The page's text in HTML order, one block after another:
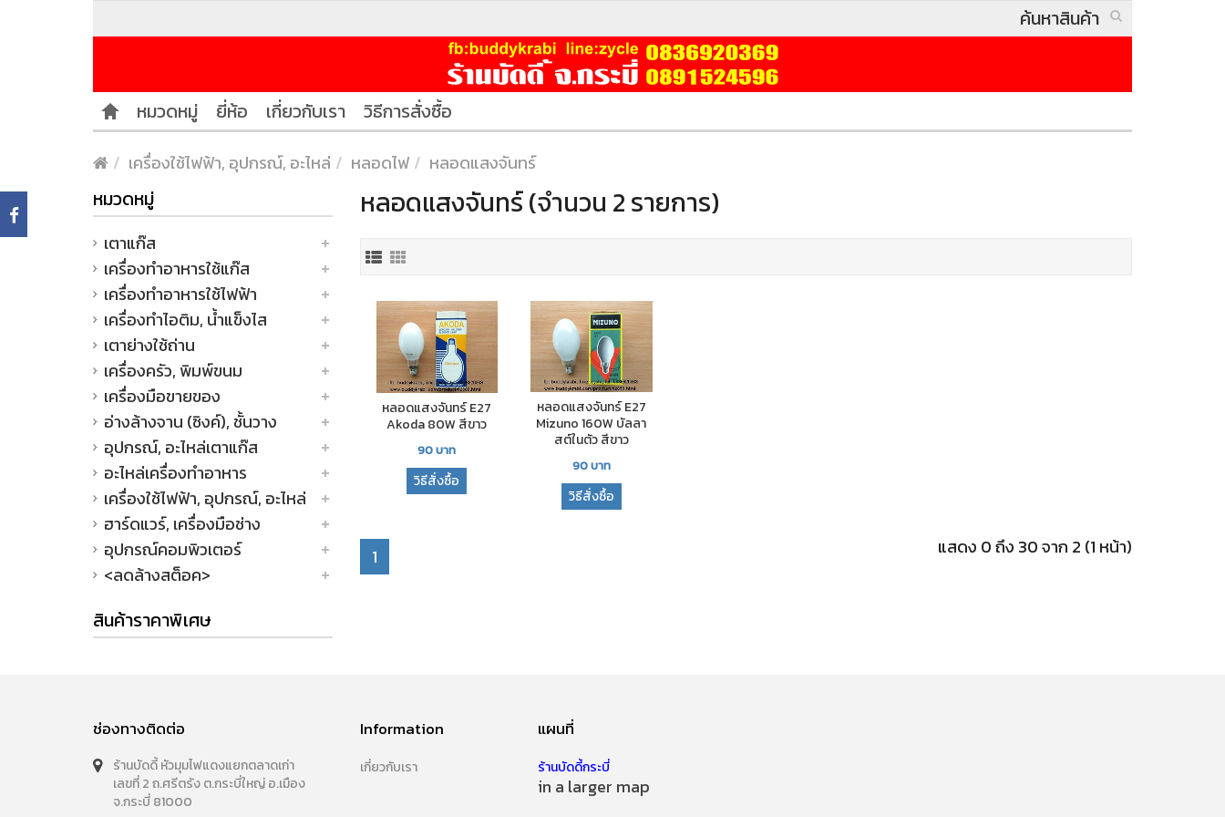
หมวดหมู่ ยี่ห้อ เกี่ยวกับเรา วิธีการสั่งซื้อ
เครื่องใช้ไฟฟ้า, อุปกรณ์, อะไหล่ หลอดไฟ หลอดแสงจันทร์
หมวดหมู่
เตาแก๊ส
เครื่องทำอาหารใช้แก๊ส
เครื่องทำอาหารใช้ไฟฟ้า
เครื่องทำไอติม, น้ำแข็งไส
เตาย่างใช้ถ่าน
เครื่องครัว, พิมพ์ขนม
เครื่องมือขายของ
อ่างล้างจาน (ซิงค์), ชั้นวาง
อุปกรณ์, อะไหล่เตาแก๊ส
อะไหล่เครื่องทำอาหาร
เครื่องใช้ไฟฟ้า, อุปกรณ์, อะไหล่
ฮาร์ดแวร์, เครื่องมือช่าง
อุปกรณ์คอมพิวเตอร์
<ลดล้างสต็อค>
สินค้าราคาพิเศษ
หลอดแสงจันทร์ (จำนวน 2 รายการ)
หลอดแสงจันทร์ E27
Akoda 80W สีขาว
90บาท
วิธีสั่งซื้อ
หลอดแสงจันทร์ E27
Mizuno 160W บัลลา
สต์ในตัว สีขาว
90บาท
วิธีสั่งซื้อ
1 แสดง 0 ถึง 30 จาก 2 (1 หน้า)
ช่องทางติดต่อ
ร้านบัดดี้ หัวมุมไฟแดงแยกตลาดเก่า
เลขที่ 2 ถ.ศรีตรัง ต.กระบี่ใหญ่ อ.เมือง
จ.กระบี่ 81000
Information
เกี่ยวกับเรา
แผนที่
ร้านบัดดี้กระบี่
in a larger map